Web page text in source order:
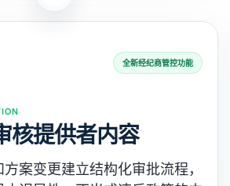
全新经纪商管控功能
核提供者内容
案变更建立结构化审批流程，